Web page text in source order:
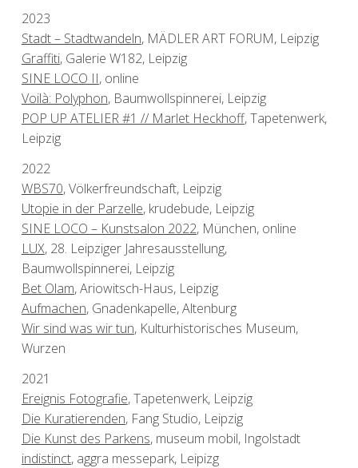
2023
Stadt – Stadtwandeln, MÄDLER ART FORUM, Leipzig
Graffiti, Galerie W182, Leipzig
SINE LOCO II, online
Voilà: Polyphon, Baumwollspinnerei, Leipzig
POP UP ATELIER #1 // Marlet Heckhoff, Tapetenwerk,
Leipzig
2022
WBS70, Völkerfreundschaft, Leipzig
Utopie in der Parzelle, krudebude, Leipzig
SINE LOCO – Kunstsalon 2022, München, online
LUX, 28. Leipziger Jahresausstellung,
Baumwollspinnerei, Leipzig
Bet Olam, Ariowitsch-Haus, Leipzig
Aufmachen, Gnadenkapelle, Altenburg
Wir sind was wir tun, Kulturhistorisches Museum,
Wurzen
2021
Ereignis Fotografie, Tapetenwerk, Leipzig
Die Kuratierenden, Fang Studio, Leipzig
Die Kunst des Parkens, museum mobil, Ingolstadt
indistinct, aggra messepark, Leipizg